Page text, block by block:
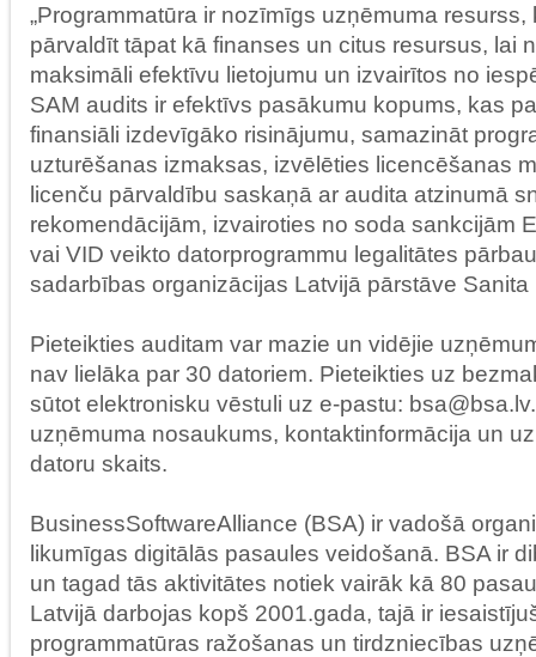
„Programmatūra ir nozīmīgs uzņēmuma
pārvaldīt tāpat kā finanses un citus resursus, lai
maksimāli efektīvu lietojumu un izvairītos no
SAM audits ir efektīvs pasākumu kopums, kas
finansiāli izdevīgāko risinājumu, samazināt
uzturēšanas izmaksas, izvēlēties licencēšanas
licenču pārvaldību saskaņā ar audita atzinumā
rekomendācijām, izvairoties no soda sankcijām
vai VID veikto datorprogrammu legalitātes
sadarbības organizācijas Latvijā pārstāve Sanita
Pieteikties auditam var mazie un vidējie
nav lielāka par 30 datoriem. Pieteikties uz
sūtot elektronisku vēstuli uz e-pastu:
uzņēmuma nosaukums, kontaktinformācija un
datoru skaits.
BusinessSoftwareAlliance (BSA) ir vadošā
likumīgas digitālās pasaules veidošanā. BSA ir
un tagad tās aktivitātes notiek vairāk kā 80
Latvijā darbojas kopš 2001.gada, tajā ir
programmatūras ražošanas un tirdzniecības